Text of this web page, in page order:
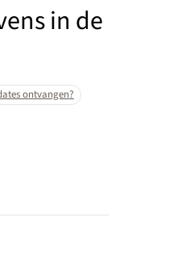
in de
ontvangen?